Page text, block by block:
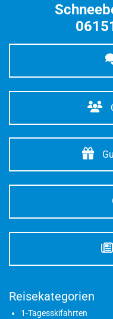
Reisekategorien
1-Tagesskifahrten